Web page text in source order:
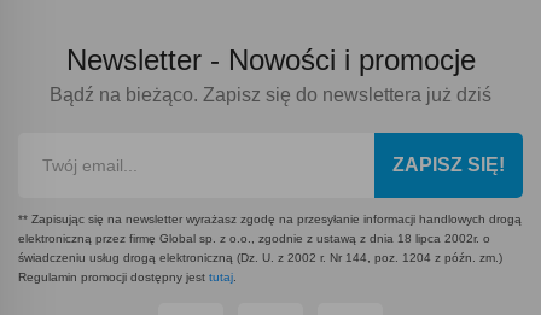
Newsletter - Nowości i promocje
Bądź na bieżąco. Zapisz się do newslettera już dziś
ZAPISZ SIĘ!
** Zapisując się na newsletter wyrażasz zgodę na przesyłanie informacji handlowych drogą
elektroniczną przez firmę Global sp. z o.o., zgodnie z ustawą z dnia 18 lipca 2002r. o
świadczeniu usług drogą elektroniczną (Dz. U. z 2002 r. Nr 144, poz. 1204 z późn. zm.)
Regulamin promocji dostępny jest tutaj.